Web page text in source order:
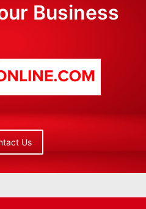
Business
Us